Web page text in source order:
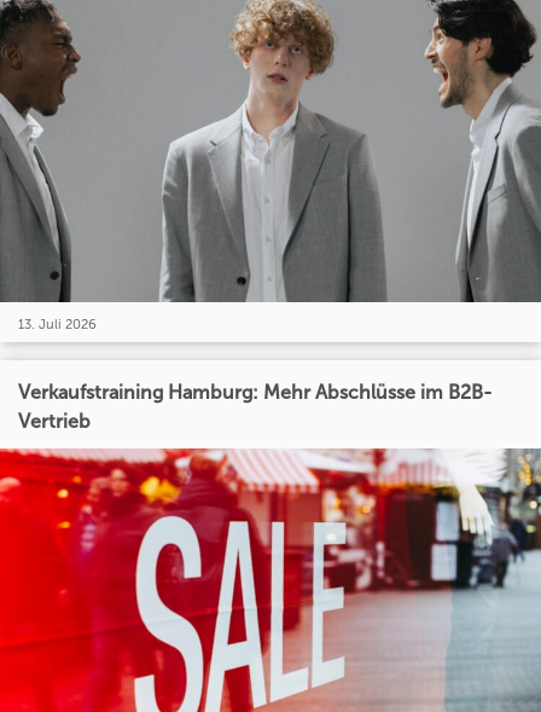
13. Juli 2026
Verkaufstraining Hamburg: Mehr Abschlüsse im B2B-
Vertrieb